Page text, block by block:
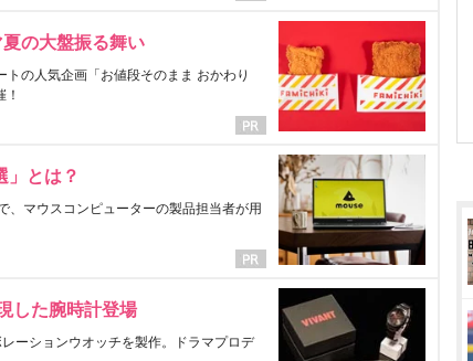
の大盤振る舞い
の人気企画「お値段そのまま おかわり
」とは？
、マウスコンピューターの製品担当者が用
した腕時計登場
ーションウオッチを製作。ドラマプロデ